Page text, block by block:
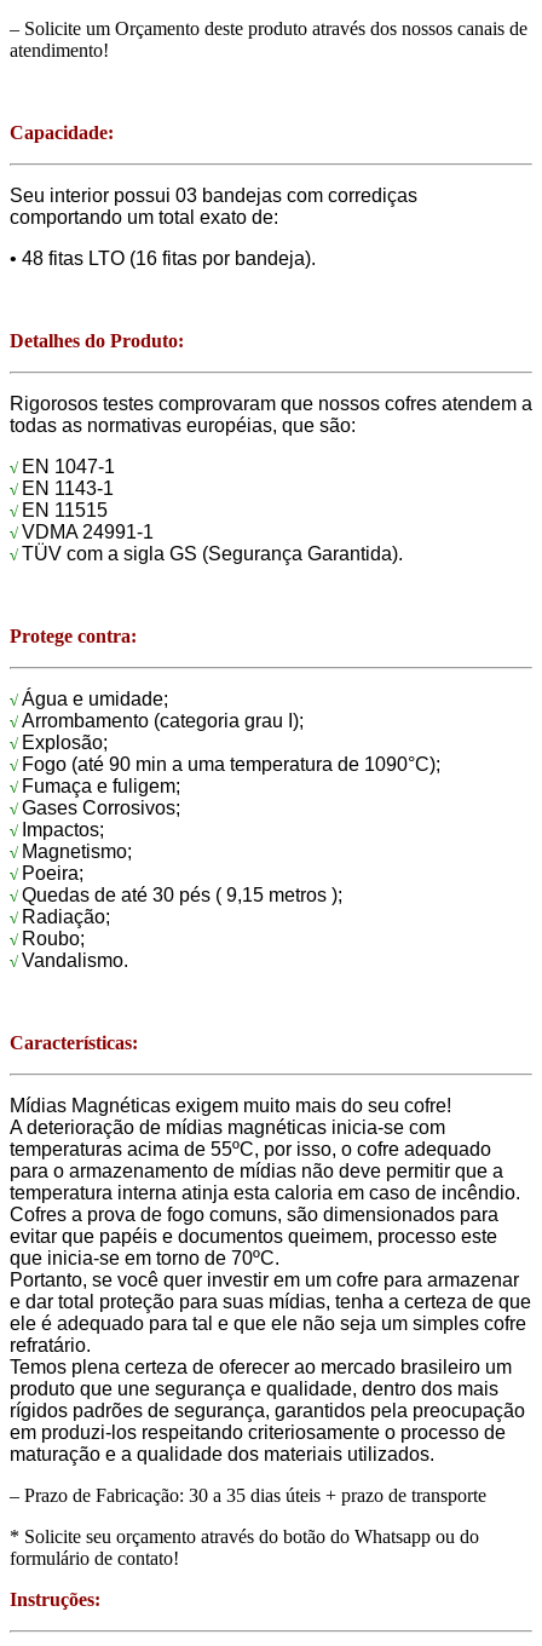
– Solicite um Orçamento deste produto através dos nossos canais de
atendimento!
Capacidade:
Seu interior possui 03 bandejas com corrediças
comportando um total exato de:
• 48 fitas LTO (16 fitas por bandeja).
Detalhes do Produto:
Rigorosos testes comprovaram que nossos cofres atendem a
todas as normativas européias, que são:
√ EN 1047-1
√ EN 1143-1
√ EN 11515
√ VDMA 24991-1
√ TÜV com a sigla GS (Segurança Garantida).
Protege contra:
√ Água e umidade;
√ Arrombamento (categoria grau I);
√ Explosão;
√ Fogo (até 90 min a uma temperatura de 1090°C);
√ Fumaça e fuligem;
√ Gases Corrosivos;
√ Impactos;
√ Magnetismo;
√ Poeira;
√ Quedas de até 30 pés ( 9,15 metros );
√ Radiação;
√ Roubo;
√ Vandalismo.
Características:
Mídias Magnéticas exigem muito mais do seu cofre!
A deterioração de mídias magnéticas inicia-se com
temperaturas acima de 55ºC, por isso, o cofre adequado
para o armazenamento de mídias não deve permitir que a
temperatura interna atinja esta caloria em caso de incêndio.
Cofres a prova de fogo comuns, são dimensionados para
evitar que papéis e documentos queimem, processo este
que inicia-se em torno de 70ºC.
Portanto, se você quer investir em um cofre para armazenar
e dar total proteção para suas mídias, tenha a certeza de que
ele é adequado para tal e que ele não seja um simples cofre
refratário.
Temos plena certeza de oferecer ao mercado brasileiro um
produto que une segurança e qualidade, dentro dos mais
rígidos padrões de segurança, garantidos pela preocupação
em produzi-los respeitando criteriosamente o processo de
maturação e a qualidade dos materiais utilizados.
– Prazo de Fabricação: 30 a 35 dias úteis + prazo de transporte
* Solicite seu orçamento através do botão do Whatsapp ou do
formulário de contato!
Instruções: